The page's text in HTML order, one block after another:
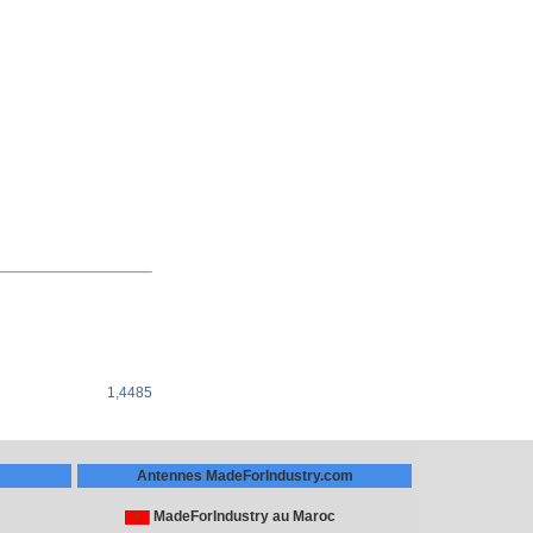
1,4485
Antennes MadeForIndustry.com
MadeForIndustry au Maroc